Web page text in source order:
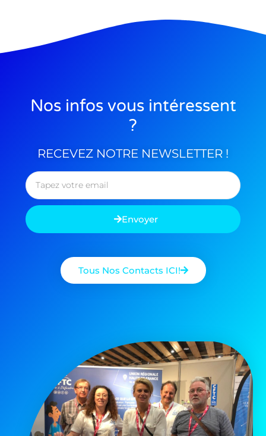
Nos infos vous intéressent
?
RECEVEZ NOTRE NEWSLETTER !​
Envoyer
Tous Nos Contacts ICI!